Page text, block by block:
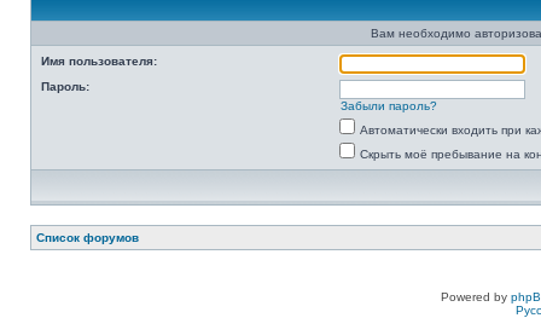
Вам необходимо
Имя пользователя:
Пароль:
Забыли пароль?
Автоматически входить при
Скрыть моё пребывание на
Список форумов
Powered by